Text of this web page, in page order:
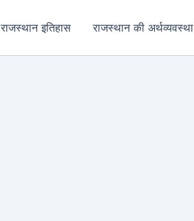
राजस्थान इतिहास राजस्थान की अर्थव्यवस्था